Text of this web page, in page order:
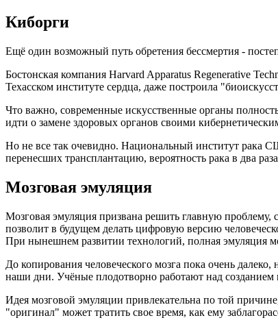
Киборги
Ещё один возможный путь обретения бессмертия -
Бостонская компания Harvard Apparatus Regenerative
Техасском институте сердца, даже построила
Что важно, современные искусственные органы
идти о замене здоровых органов своими
Но не все так очевидно. Национальный институт рака
перенесших трансплантацию, вероятность рака в два
Мозговая эмуляция
Мозговая эмуляция призвана решить главную
позволит в будущем делать цифровую версию
При нынешнем развитии технологий, полная эмуляция
До копирования человеческого мозга пока очень
наши дни. Учёные плодотворно работают над
Идея мозговой эмуляции привлекательна по той
"оригинал" может тратить свое время, как ему